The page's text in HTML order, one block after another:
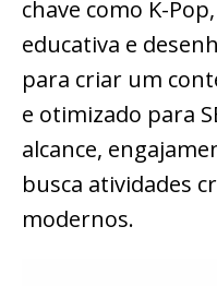
chave como K-
educativa e
para criar um
e otimizado para
alcance,
busca atividades
modernos.